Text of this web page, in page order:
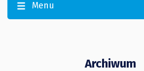
Menu
Archiwum